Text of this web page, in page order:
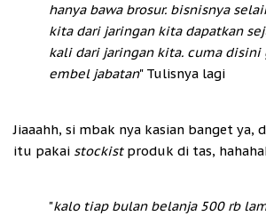
hanya bawa brosur. bisnisnya
kita dari jaringan kita dapatkan
kali dari jaringan kita. cuma disini
embel jabatan" Tulisnya lagi
Jiaaahh, si mbak nya kasian banget
itu pakai stockistproduk di tas,
"kalo tiap bulan belanja 500 rb